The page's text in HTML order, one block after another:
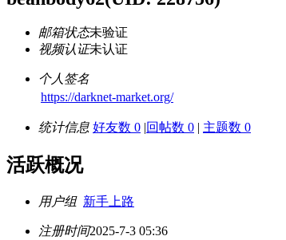
邮箱状态未验证
视频认证未认证
个人签名
https://darknet-market.org/
统计信息 好友数 0 |回帖数 0 | 主题数 0
活跃概况
用户组 新手上路
注册时间2025-7-3 05:36